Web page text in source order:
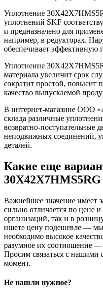
Уплотнение
уплотнений SKF
и предназначено для
например, в редукторах.
обеспечивает эффективную
Уплотнение
материала увеличит срок
сократит простой, повысит
качество выпускаемой
В интернет-магазине ООО
склада различные
возвратно-поступательные
неподвижных соединений,
деталей.
Какие еще
Важнейшее значение имеет
сильно отличается по цене
организаций, так и в
ищете цену подешевле —
необходимо высокое
разумное их соотношение —
Просим связаться с нашими
момент.
Не нашли нужное?